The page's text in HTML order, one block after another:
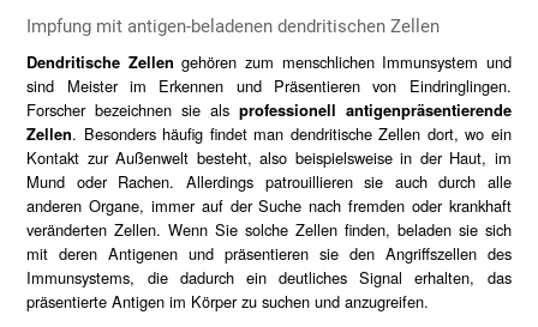
Impfung mit antigen-beladenen dendritischen Zellen
Dendritische Zellen gehören zum menschlichen Immunsystem und
sind Meister im Erkennen und Präsentieren von Eindringlingen.
Forscher bezeichnen sie als professionell antigenpräsentierende
Zellen. Besonders häufig findet man dendritische Zellen dort, wo ein
Kontakt zur Außenwelt besteht, also beispielsweise in der Haut, im
Mund oder Rachen. Allerdings patrouillieren sie auch durch alle
anderen Organe, immer auf der Suche nach fremden oder krankhaft
veränderten Zellen. Wenn Sie solche Zellen finden, beladen sie sich
mit deren Antigenen und präsentieren sie den Angriffszellen des
Immunsystems, die dadurch ein deutliches Signal erhalten, das
präsentierte Antigen im Körper zu suchen und anzugreifen.